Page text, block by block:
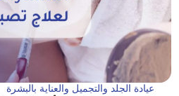
عيادة الجلد والتجميل والعناية بالبشرة